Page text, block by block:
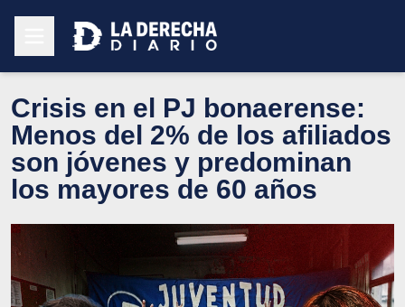
Crisis en el PJ bonaerense:
Menos del 2% de los afiliados
son jóvenes y predominan
los mayores de 60 años